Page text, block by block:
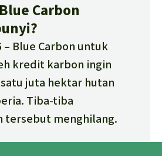
Carbon
Blue Carbon untuk
kredit karbon ingin
juta hektar hutan
Tiba-tiba
tersebut menghilang.